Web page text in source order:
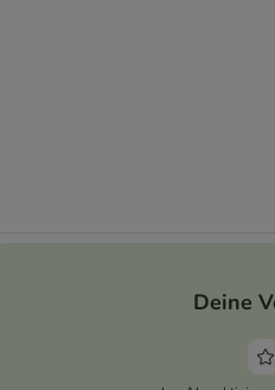
Deine